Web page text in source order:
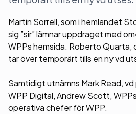
Martin Sorrell, som i hemlandet
sig ”sir” lämnar uppdraget med
WPPs hemsida. Roberto Quarta,
tar över temporärt tills en ny vd
Samtidigt utnämns Mark Read,
WPP Digital, Andrew Scott,
operativa chefer för WPP.